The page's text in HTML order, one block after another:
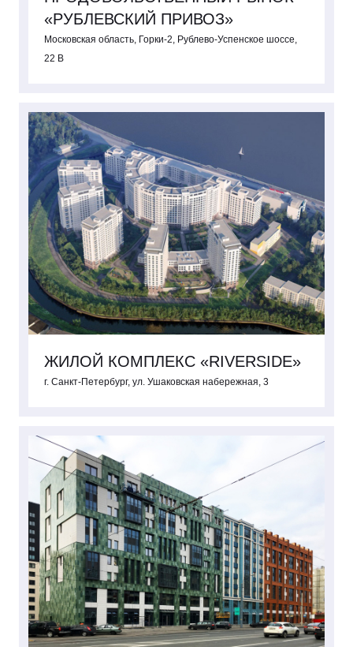
«РУБЛЕВСКИЙ ПРИВОЗ»
Московская область, Горки-2, Рублево-Успенское шоссе,
22 В
ЖИЛОЙ КОМПЛЕКС «RIVERSIDE»
г. Санкт-Петербург, ул. Ушаковская набережная, 3